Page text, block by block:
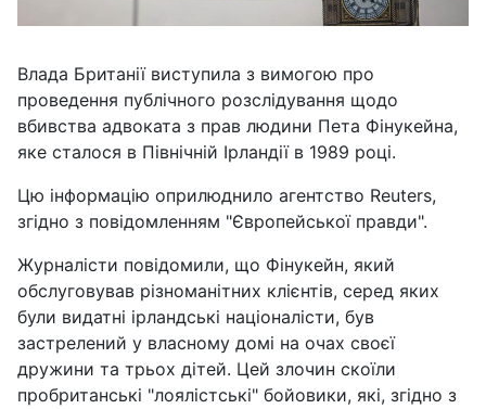
Влада Британії виступила з вимогою про
проведення публічного розслідування щодо
вбивства адвоката з прав людини Пета Фінукейна,
яке сталося в Північній Ірландії в 1989 році.
Цю інформацію оприлюднило агентство Reuters,
згідно з повідомленням "Європейської правди".
Журналісти повідомили, що Фінукейн, який
обслуговував різноманітних клієнтів, серед яких
були видатні ірландські націоналісти, був
застрелений у власному домі на очах своєї
дружини та трьох дітей. Цей злочин скоїли
пробританські "лоялістські" бойовики, які, згідно з